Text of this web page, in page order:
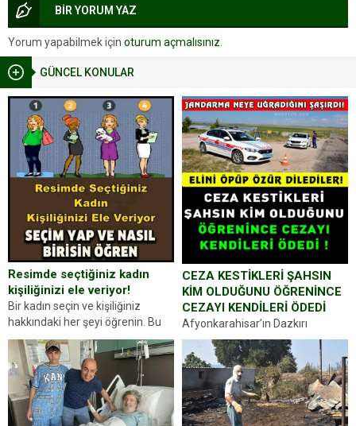
GÜNCEL KONULAR
Resimde seçtiğiniz kadın
kişiliğinizi ele veriyor!
Bir kadın seçin ve kişiliğiniz
hakkındaki her şeyi öğrenin. Bu
kez karşınıza oldukça farklı bir
kişilik testiyle çıkıyoruz. Resimde
gördüğünüz kadın figürlerinden
dikkatinizi en...
CEZA KESTİKLERİ ŞAHSIN
KİM OLDUĞUNU ÖĞRENİNCE
CEZAYI KENDİLERİ ÖDEDİ
Afyonkarahisar’ın Dazkırı
ilçesinde trafik uygulaması
yapan jandarma ekipleri
durdurdukları bir otomobilin
sürücüsünden ehliyet ve ruhsat
sorup belgelerini istedi. Sürücü
Abdurrahman Ö.nün verdiği
BİR YORUM YAZ
Yorum yapabilmek için oturum açmalısınız